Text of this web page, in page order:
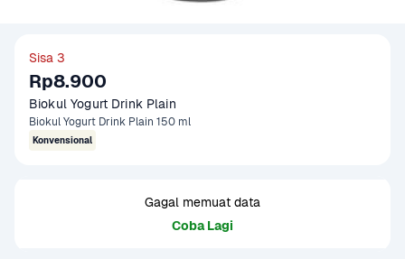
Sisa 3
Rp8.900
Biokul Yogurt Drink Plain
Biokul Yogurt Drink Plain 150 ml
Konvensional
Gagal memuat data
Coba Lagi